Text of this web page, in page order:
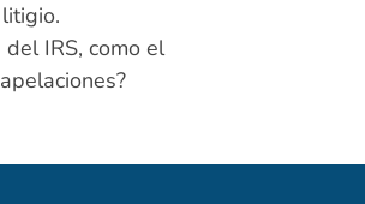
IRS, como el